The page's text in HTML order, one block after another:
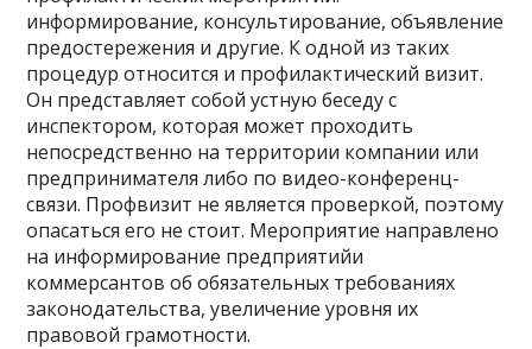
информирование, консультирование, объявление
предостережения и другие. К одной из таких
процедур относится и профилактический визит.
Он представляет собой устную беседу с
инспектором, которая может проходить
непосредственно на территории компании или
предпринимателя либо по видео-конференц-
связи. Профвизит не является проверкой, поэтому
опасаться его не стоит. Мероприятие направлено
на информирование предприятийи
коммерсантов об обязательных требованиях
законодательства, увеличение уровня их
правовой грамотности.